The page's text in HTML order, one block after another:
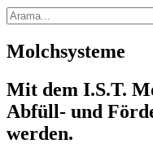
Molchsysteme
Mit dem I.S.T.
Abfüll- und
werden.